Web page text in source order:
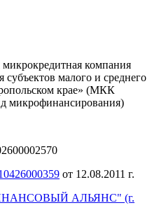
компания
малого и среднего
крае» (МКК
микрофинансирования)
от 12.08.2011 г.
АЛЬЯНС" (г.